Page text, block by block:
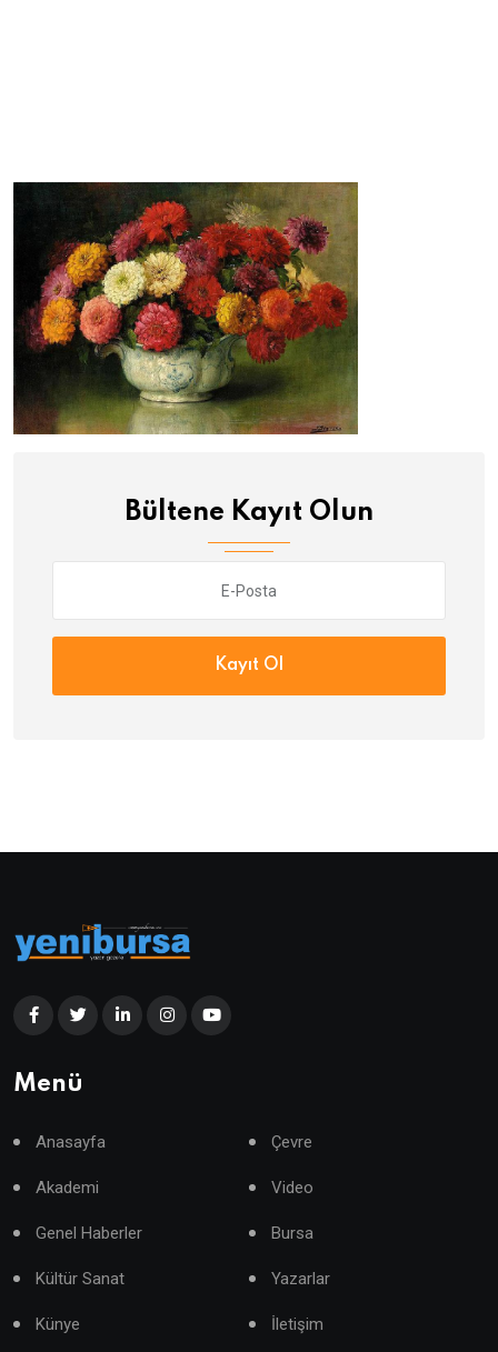
Bültene Kayıt Olun
Kayıt Ol
Menü
Anasayfa Çevre
Akademi Video
Genel Haberler Bursa
Kültür Sanat Yazarlar
Künye İletişim